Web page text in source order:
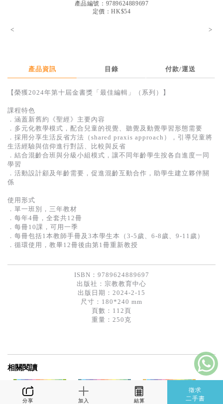
得獎作品推介
暢銷榜
中文二手書
英文二手書
精選英文書
產品編號：9789624889697
定價：HK$54
< >
產品資訊 目錄 付款/運送
【榮獲2024年第十屆金書獎「最佳編輯」（系列）】
課程特色
．涵蓋新舊約《聖經》主要內容
．多元化教學模式，配合兒童的視覺、聽覺及動覺學習形態需要
．採用分享生活反省方法（shared praxis approach），引導兒童將
生活經驗與信仰進行對話、比較與反省
．結合混齡合班與分級小組模式，讓不同年齡學生按各自進度一同
學習
．活動設計顧及年齡需要，促進混齡互動合作，助學生建立夥伴關
係
使用形式
．單一班別，三年教材
．每年4冊，全套共12冊
．每冊10課，可用一季
．每冊包括1本教師手冊及3本學生本（3-5歲、6-8歲、9-11歲）
．循環使用，教畢12冊後由第1冊重新教授
ISBN：9789624889697
出版社： 宗教教育中心
出版日期：2024-2-15
尺寸：180*240 mm
頁數：112頁
重量：250克
相關閱讀
分享 加入 結算
徵求
二手書